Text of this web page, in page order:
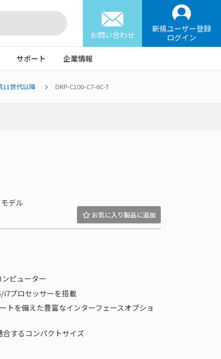
お問い合わせ
新規ユーザー登録
ログイン
サポート 企業情報
11世代以降 DRP-C100-C7-6C-T
デル
ピューター
プロセッサーを搭載
トを備えた豊富なインターフェースオプショ
するコンパクトサイズ